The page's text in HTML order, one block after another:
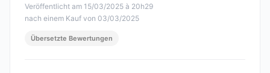
Veröffentlicht am 15/03/2025 à 20h29
nach einem Kauf von 03/03/2025
Übersetzte Bewertungen